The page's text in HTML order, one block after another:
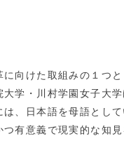
向けた取組みの１つ
大学・川村学園女子大
、日本語を母語とし
有意義で現実的な知